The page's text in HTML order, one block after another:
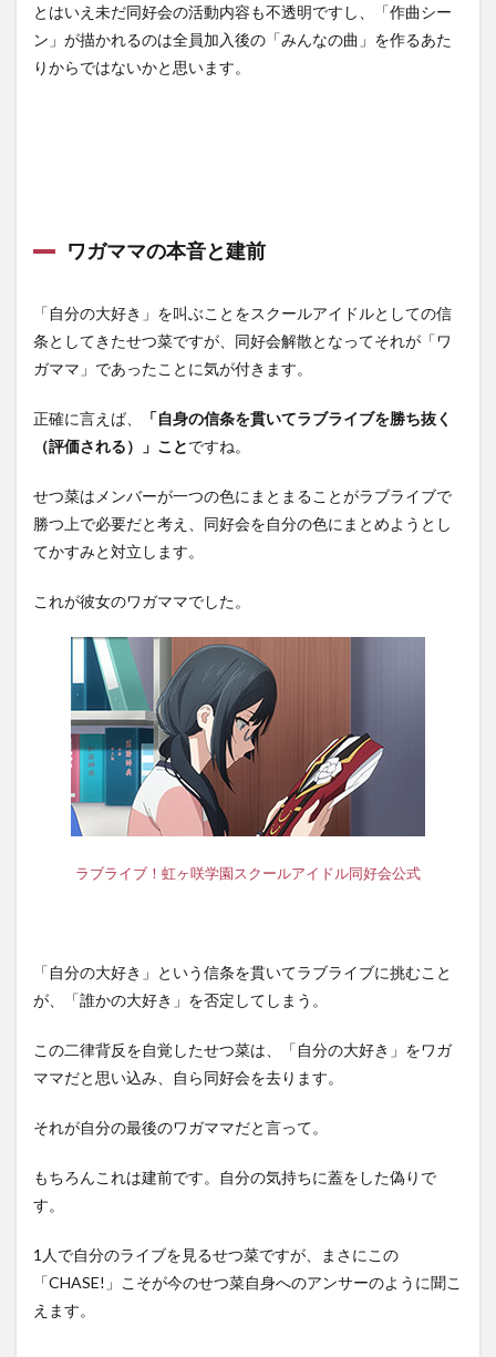
感想
記事
とはいえ未だ同好会の活動内容も不透明ですし、「作曲シー
ン」が描かれるのは全員加入後の「みんなの曲」を作るあた
りからではないかと思います。
ワガママの本音と建前
「自分の大好き」を叫ぶことをスクールアイドルとしての信
条としてきたせつ菜ですが、同好会解散となってそれが「ワ
ガママ」であったことに気が付きます。
正確に言えば、
「自身の信条を貫いてラブライブを勝ち抜く
（評価される）」ことですね。
せつ菜はメンバーが一つの色にまとまることがラブライブで
勝つ上で必要だと考え、同好会を自分の色にまとめようとし
てかすみと対立します。
これが彼女のワガママでした。
ラブライブ！虹ヶ咲学園スクールアイドル同好会公式
「自分の大好き」という信条を貫いてラブライブに挑むこと
が、「誰かの大好き」を否定してしまう。
この二律背反を自覚したせつ菜は、「自分の大好き」をワガ
ママだと思い込み、自ら同好会を去ります。
それが自分の最後のワガママだと言って。
もちろんこれは建前です。自分の気持ちに蓋をした偽りで
す。
1人で自分のライブを見るせつ菜ですが、まさにこの
「CHASE!」こそが今のせつ菜自身へのアンサーのように聞こ
えます。